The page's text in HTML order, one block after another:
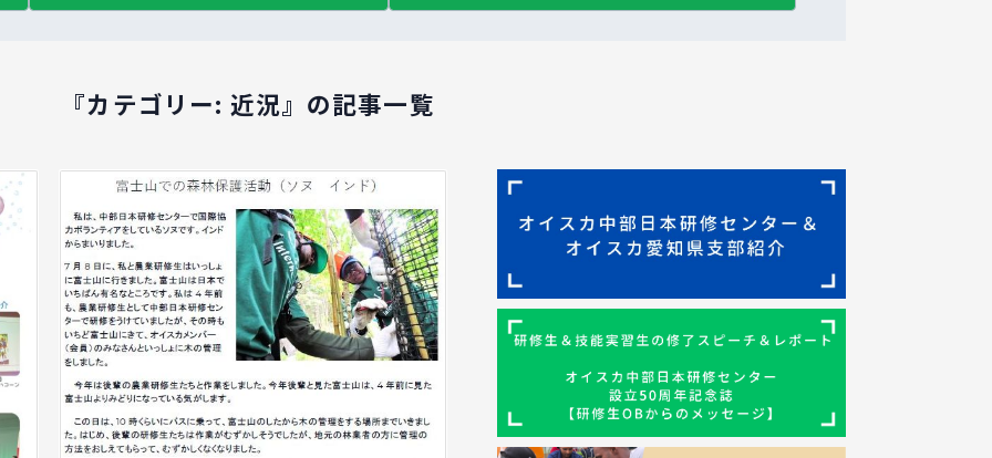
『カテゴリー: 近況』の記事一覧